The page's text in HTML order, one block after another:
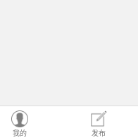
我的 发布